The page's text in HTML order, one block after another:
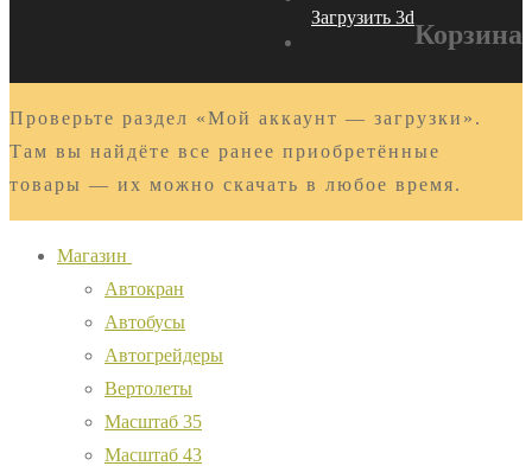
Загрузить 3d
Корзина
Проверьте раздел «Мой аккаунт — загрузки».
Там вы найдёте все ранее приобретённые
товары — их можно скачать в любое время.
Магазин
Автокран
Автобусы
Автогрейдеры
Вертолеты
Масштаб 35
Масштаб 43